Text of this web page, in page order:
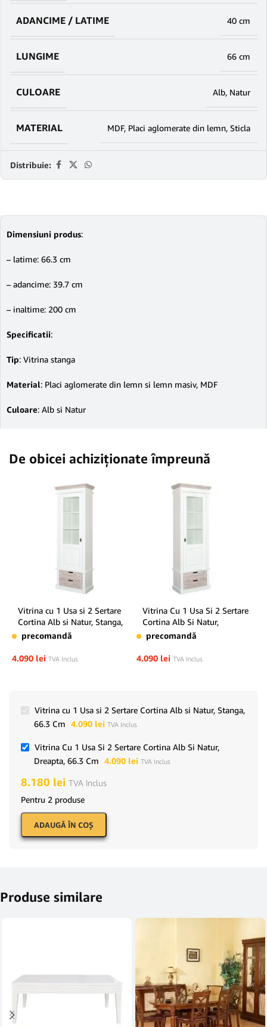
ADANCIME / LATIME 40 cm
LUNGIME 66 cm
CULOARE Alb, Natur
MATERIAL MDF, Placi aglomerate din lemn, Sticla
Distribuie:
Dimensiuni produs:
– latime: 66.3 cm
– adancime: 39.7 cm
– inaltime: 200 cm
Specificatii:
Tip: Vitrina stanga
Material: Placi aglomerate din lemn si lemn masiv, MDF
Culoare: Alb si Natur
De obicei achiziționate împreună
Vitrina cu 1 Usa si 2 Sertare
Cortina Alb si Natur, Stanga,
66.3 Cm
precomandă
4.090 lei TVA Inclus
Vitrina Cu 1 Usa Si 2 Sertare
Cortina Alb Si Natur,
Dreapta, 66.3 Cm
precomandă
4.090 lei TVA Inclus
Vitrina cu 1 Usa si 2 Sertare Cortina Alb si Natur, Stanga,
66.3 Cm 4.090 lei TVA Inclus
Vitrina Cu 1 Usa Si 2 Sertare Cortina Alb Si Natur,
Dreapta, 66.3 Cm 4.090 lei TVA Inclus
8.180 lei TVA Inclus
Pentru 2 produse
ADAUGĂ ÎN COŞ
Produse similare